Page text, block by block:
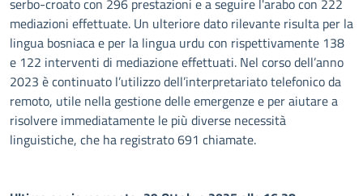
serbo-croato con 296 prestazioni e a seguire l'arabo con 222
mediazioni effettuate. Un ulteriore dato rilevante risulta per la
lingua bosniaca e per la lingua urdu con rispettivamente 138
e 122 interventi di mediazione effettuati. Nel corso dell’anno
2023 è continuato l’utilizzo dell’interpretariato telefonico da
remoto, utile nella gestione delle emergenze e per aiutare a
risolvere immediatamente le più diverse necessità
linguistiche, che ha registrato 691 chiamate.